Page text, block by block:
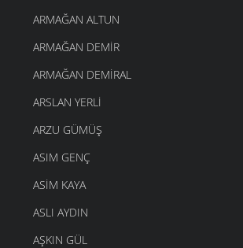
ARMAĞAN ALTUN
ARMAĞAN DEMIR
ARMAĞAN DEMIRAL
ARSLAN YERLI
ARZU GÜMÜŞ
ASIM GENÇ
ASIM KAYA
ASLI AYDIN
AŞKIN GÜL